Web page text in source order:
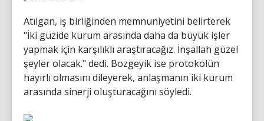
Atılgan, iş birliğinden memnuniyetini belirterek
"İki güzide kurum arasında daha da büyük işler
yapmak için karşılıklı araştıracağız. İnşallah güzel
şeyler olacak." dedi. Bozgeyik ise protokolün
hayırlı olmasını dileyerek, anlaşmanın iki kurum
arasında sinerji oluşturacağını söyledi.